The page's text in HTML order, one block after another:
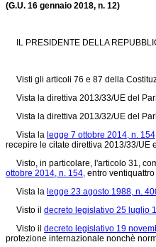
(G.U. 16 gennaio 2018, n. 12)
IL PRESIDENTE DELLA
Visti gli articoli 76 e 87 della
Vista la direttiva 2013/33/UE del
Vista la direttiva 2013/32/UE del
Vista la legge 7 ottobre 2014, n.
recepire le citate direttiva 2013/33/UE
Visto, in particolare, l'articolo 31,
ottobre 2014, n. 154, entro
Vista la legge 23 agosto 1988, n.
Visto il decreto legislativo 25 luglio
Visto il decreto legislativo 19
protezione internazionale nonchè